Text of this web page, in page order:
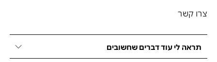
צרו קשר
תראה לי עוד דברים שחשובים